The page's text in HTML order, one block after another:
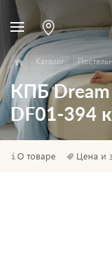
Каталог
КПБ Dream
DF01-394
О товаре Цена и